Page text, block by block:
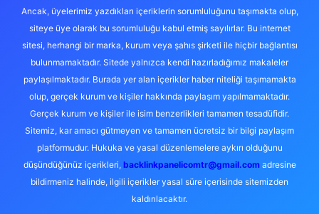
Ancak, üyelerimiz yazdıkları içeriklerin sorumluluğunu taşımakta olup,
siteye üye olarak bu sorumluluğu kabul etmiş sayılırlar. Bu internet
sitesi, herhangi bir marka, kurum veya şahıs şirketi ile hiçbir bağlantısı
bulunmamaktadır. Sitede yalnızca kendi hazırladığımız makaleler
paylaşılmaktadır. Burada yer alan içerikler haber niteliği taşımamakta
olup, gerçek kurum ve kişiler hakkında paylaşım yapılmamaktadır.
Gerçek kurum ve kişiler ile isim benzerlikleri tamamen tesadüfidir.
Sitemiz, kar amacı gütmeyen ve tamamen ücretsiz bir bilgi paylaşım
platformudur. Hukuka ve yasal düzenlemelere aykırı olduğunu
düşündüğünüz içerikleri, backlinkpanelicomtr@gmail.comadresine
bildirmeniz halinde, ilgili içerikler yasal süre içerisinde sitemizden
kaldırılacaktır.